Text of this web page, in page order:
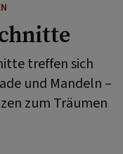
treffen sich
und Mandeln –
zum Träumen